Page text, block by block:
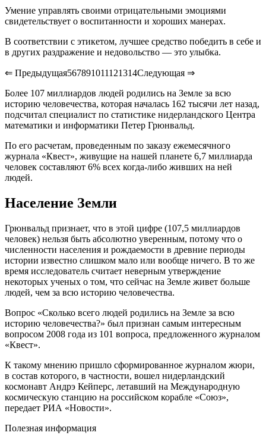
Умение управлять своими отрицательными эмоциями
свидетельствует о воспитанности и хороших манерах.
В соответствии с этикетом, лучшее средство победить в себе и
в других раздражение и недовольство — это улыбка.
⇐ Предыдущая567891011121314Следующая ⇒
Более 107 миллиардов людей родились на Земле за всю
историю человечества, которая началась 162 тысячи лет назад,
подсчитал специалист по статистике нидерландского Центра
математики и информатики Петер Грюнвальд.
По его расчетам, проведенным по заказу ежемесячного
журнала «Квест», живущие на нашей планете 6,7 миллиарда
человек составляют 6% всех когда-либо живших на ней
людей.
Население Земли
Грюнвальд признает, что в этой цифре (107,5 миллиардов
человек) нельзя быть абсолютно уверенным, потому что о
численности населения и рождаемости в древние периоды
истории известно слишком мало или вообще ничего. В то же
время исследователь считает неверным утверждение
некоторых ученых о том, что сейчас на Земле живет больше
людей, чем за всю историю человечества.
Вопрос «Сколько всего людей родились на Земле за всю
историю человечества?» был признан самым интересным
вопросом 2008 года из 101 вопроса, предложенного журналом
«Квест».
К такому мнению пришло сформированное журналом жюри,
в состав которого, в частности, вошел нидерландский
космонавт Андрэ Кейперс, летавший на Международную
космическую станцию на российском корабле «Союз»,
передает РИА «Новости».
Полезная информация